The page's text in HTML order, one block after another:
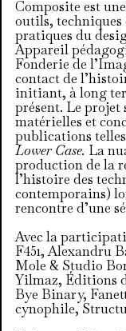
Composite est
outils, techniques
pratiques du
Appareil
Fonderie de
contact de
initiant, à long
présent. Le projet
matérielles et
publications telles
Lower Case. La
production de la
l’histoire des
contemporains)
rencontre d’une
Avec la
F451, Alexandru
Mole & Studio
Yilmaz, Éditions
Bye Binary,
cynophile,